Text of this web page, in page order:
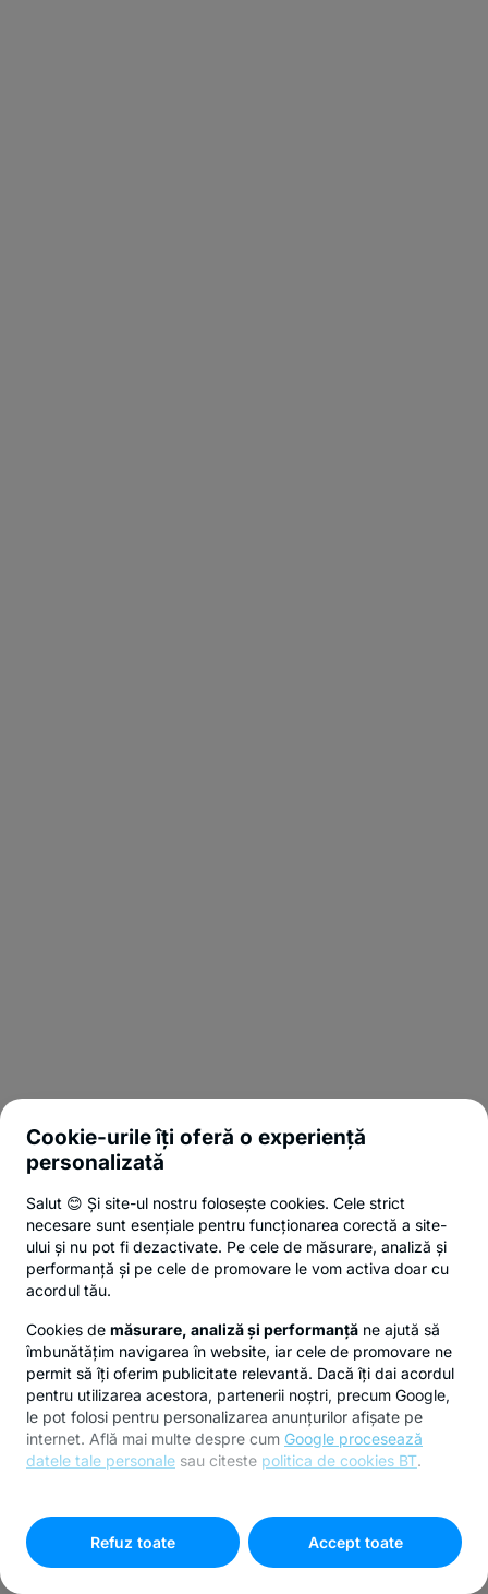
Cookie-urile îți oferă o experiență
personalizată
Salut 😊 Și site-ul nostru folosește cookies. Cele strict
necesare sunt esențiale pentru funcționarea corectă a site-
ului și nu pot fi dezactivate. Pe cele de măsurare, analiză și
performanță și pe cele de promovare le vom activa doar cu
acordul tău.
Cookies de măsurare, analiză și performanță ne ajută să
îmbunătățim navigarea în website, iar cele de promovare ne
permit să îți oferim publicitate relevantă. Dacă îți dai acordul
pentru utilizarea acestora, partenerii noștri, precum Google,
le pot folosi pentru personalizarea anunțurilor afișate pe
internet. Află mai multe despre cum Google procesează
datele tale personale sau citeste politica de cookies BT.
cookies"
Refuz toate
Accept toate